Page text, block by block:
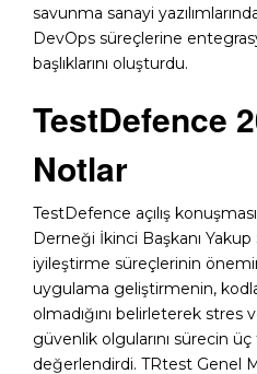
savunma sanayi
DevOps süreçlerine
başlıklarını oluşturdu.
TestDefence
Notlar
TestDefence açılış
Derneği İkinci Başkanı
iyileştirme süreçlerinin
uygulama geliştirmenin,
olmadığını belirleterek stres
güvenlik olgularını sürecin
değerlendirdi. TRtest Genel